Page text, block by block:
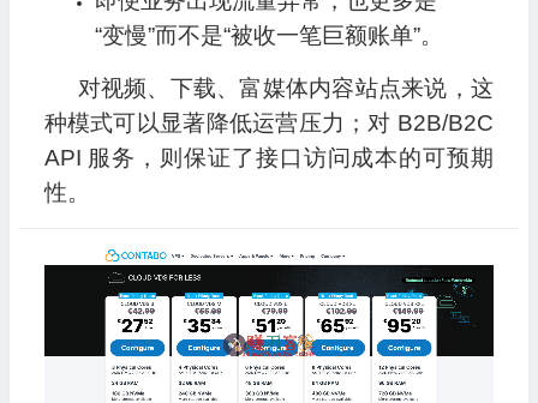
“变慢”而不是“被收一笔巨额账单”。
对视频、下载、富媒体内容站点来说，这
种模式可以显著降低运营压力；对 B2B/B2C
API 服务，则保证了接口访问成本的可预期
性。